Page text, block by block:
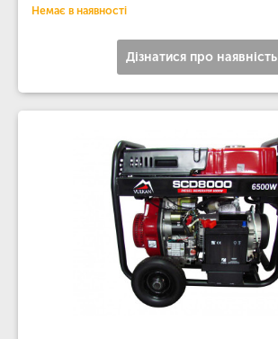
Немає в наявності
Дізнатися про наявність